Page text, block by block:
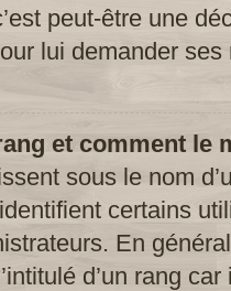
peut-être une
lui demander ses
et comment le
sous le nom
certains
En
d’un rang